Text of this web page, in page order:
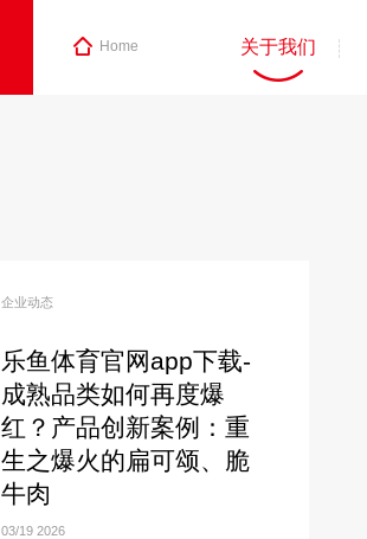
Home 关于我们
企业动态
乐鱼体育官网app下载-
成熟品类如何再度爆
红？产品创新案例：重
生之爆火的扁可颂、脆
牛肉
03/19 2026